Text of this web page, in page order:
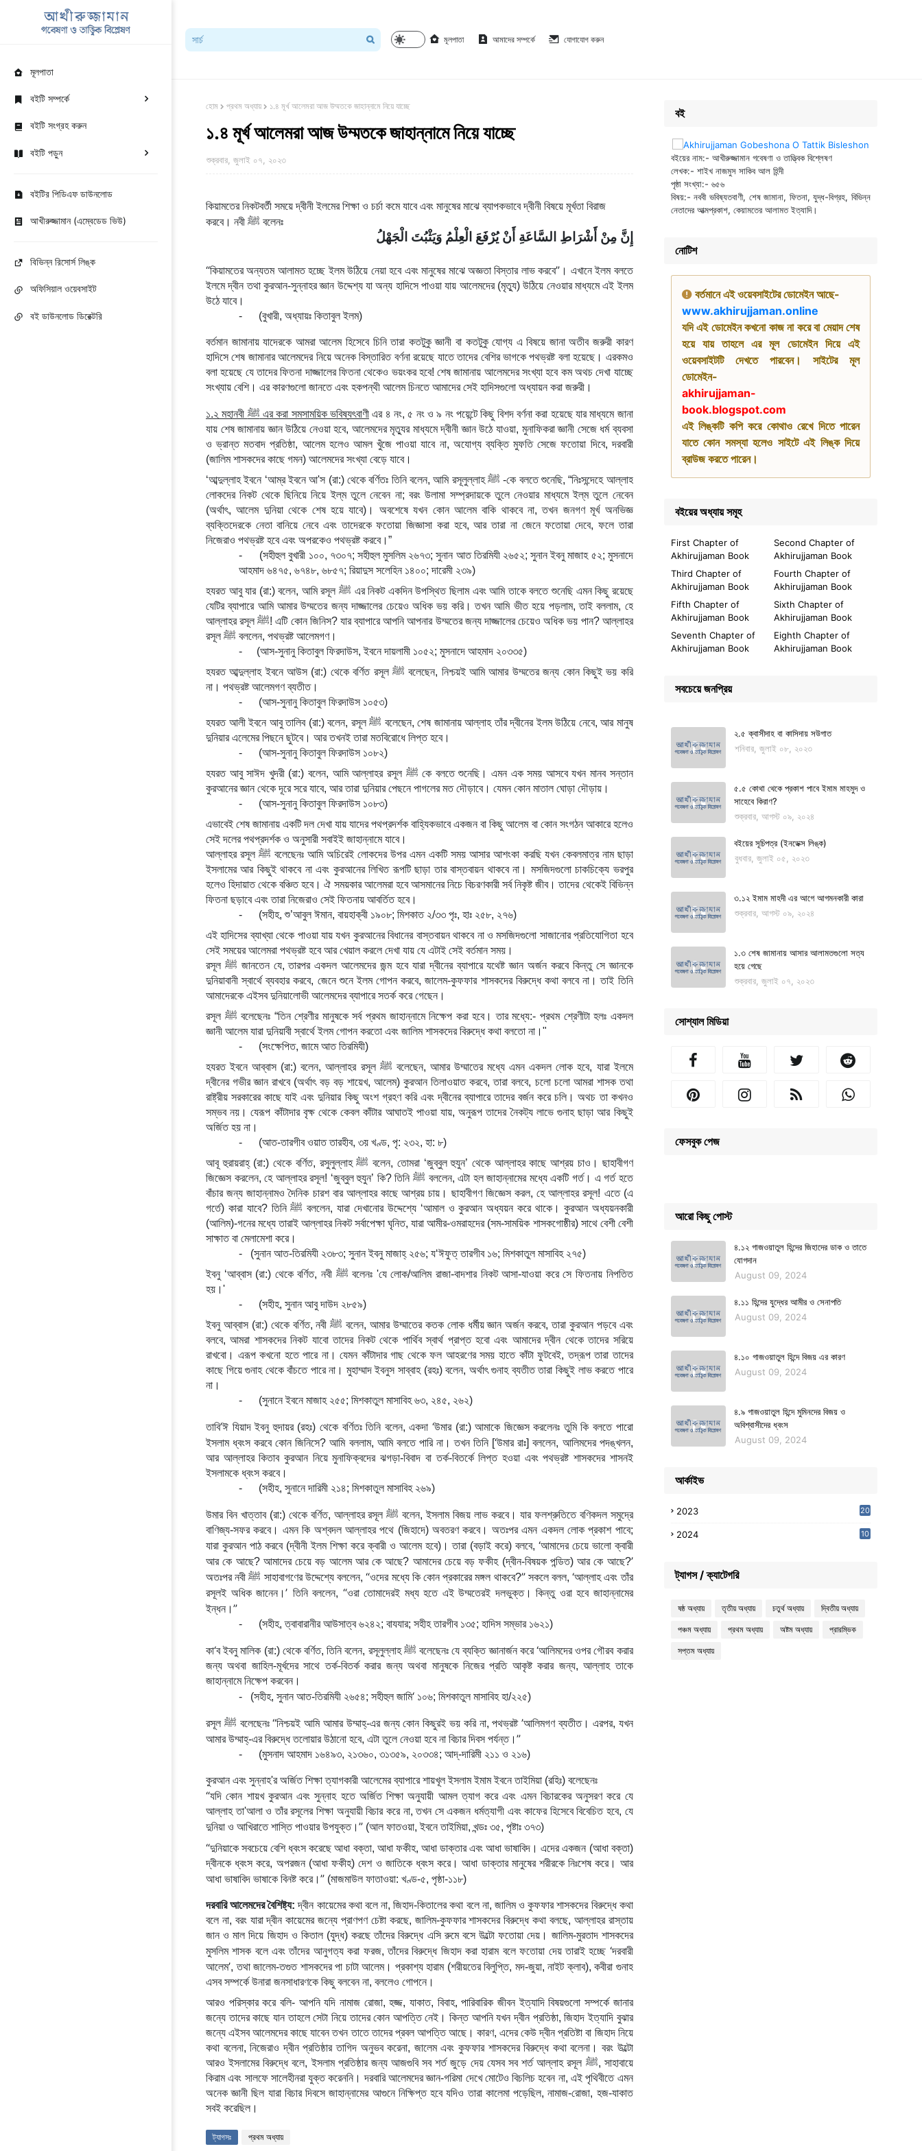
মূলপাতা
বইটি সম্পর্কে
বইটি সংগ্রহ করুন
বইটি পড়ুন
বইটির পিডিএফ ডাউনলোড
আখীরুজ্জামান (এম্বেডেড ভিউ)
বিভিন্ন রিসোর্স লিঙ্ক
অফিসিয়াল ওয়েবসাইট
বই ডাউনলোড ডিরেক্টরি
মূলপাতা আমাদের সম্পর্কে যোগাযোগ করুন
হোম প্রথম অধ্যায় ১.৪ মূর্খ আলেমরা আজ উম্মতকে জাহান্নামে নিয়ে যাচ্ছে
১.৪ মূর্খ আলেমরা আজ উম্মতকে জাহান্নামে নিয়ে যাচ্ছে
শুক্রবার, জুলাই ০৭, ২০২৩
কিয়ামতের নিকটবর্তী সময়ে দ্বীনী ইলমের শিক্ষা ও চর্চা কমে যাবে এবং মানুষের মাঝে ব্যাপকভাবে দ্বীনী বিষয়ে মূর্খতা বিরাজ
করবে। নবী ﷺ বলেনঃ
إِنَّ مِنْ أَشْرَاطِ السَّاعَةِ أَنْ يُرْفَعَ الْعِلْمُ وَيَثْبُتَ الْجَهْلُ
“কিয়ামতের অন্যতম আলামত হচ্ছে ইলম উঠিয়ে নেয়া হবে এবং মানুষের মাঝে অজ্ঞতা বিস্তার লাভ করবে” । এখানে ইলম বলতে
ইলমে দ্বীন তথা কুরআন-সুন্নাহর জ্ঞান উদ্দেশ্য যা অন্য হাদিসে পাওয়া যায় আলেমদের (মৃত্যু) উঠিয়ে নেওয়ার মাধ্যমে এই ইলম
উঠে যাবে।
-
(বুখারী, অধ্যায়ঃ কিতাবুল ইলম)
বর্তমান জামানায় যাদেরকে আমরা আলেম হিসেবে চিনি তারা কতটুকু জ্ঞানী বা কতটুকু যোগ্য এ বিষয়ে জানা অতীব জরুরী কারণ
হাদিসে শেষ জামানার আলেমদের নিয়ে অনেক বিস্তারিত বর্ণনা রয়েছে যাতে তাদের বেশির ভাগকে পথভ্রষ্ট বলা হয়েছে। এরকমও
বলা হয়েছে যে তাদের ফিতনা দাজ্জালের ফিতনা থেকেও ভয়ংকর হবে! শেষ জামানায় আলেমদের সংখ্যা হবে কম অথচ দেখা যাচ্ছে
সংখ্যায় বেশি। এর কারণগুলো জানতে এবং হকপন্থী আলেম চিনতে আমাদের সেই হাদিসগুলো অধ্যায়ন করা জরুরী।
১.২ মহানবী ﷺ এর করা সমসাময়িক ভবিষ্যৎবাণী এর ৪ নং, ৫ নং ও ৯ নং পয়েন্টে কিছু বিশদ বর্ণনা করা হয়েছে যার মাধ্যমে জানা
যায় শেষ জামানায় জ্ঞান উঠিয়ে নেওয়া হবে, আলেমদের মৃত্যুর মাধ্যমে দ্বীনী জ্ঞান উঠে যাওয়া, মুনাফিকরা জ্ঞানী সেজে ধর্ম ব্যবসা
ও ভ্রান্ত মতবাদ প্রতিষ্ঠা, আলেম হলেও আমল খুঁজে পাওয়া যাবে না, অযোগ্য ব্যক্তি মুফতি সেজে ফতোয়া দিবে, দরবারী
(জালিম শাসকদের কাছে গমন) আলেমদের সংখ্যা বেড়ে যাবে।
‘আব্দুল্লাহ ইবনে ‘আম্‌র ইবনে আ'স (রা:) থেকে বর্ণিতঃ তিনি বলেন, আমি রসূলুল্লাহ ﷺ -কে বলতে শুনেছি, “নিঃসন্দেহে আল্লাহ
লোকদের নিকট থেকে ছিনিয়ে নিয়ে ইল্‌ম তুলে নেবেন না; বরং উলামা সম্প্রদায়কে তুলে নেওয়ার মাধ্যমে ইল্‌ম তুলে নেবেন
(অর্থাৎ, আলেম দুনিয়া থেকে শেষ হয়ে যাবে)। অবশেষে যখন কোন আলেম বাকি থাকবে না, তখন জনগণ মূর্খ অনভিজ্ঞ
ব্যক্তিদেরকে নেতা বানিয়ে নেবে এবং তাদেরকে ফতোয়া জিজ্ঞাসা করা হবে, আর তারা না জেনে ফতোয়া দেবে, ফলে তারা
নিজেরাও পথভ্রষ্ট হবে এবং অপরকেও পথভ্রষ্ট করবে।”
-
(সহীহুল বুখারী ১০০, ৭৩০৭; সহীহুল মুসলিম ২৬৭৩; সুনান আত তিরমিযী ২৬৫২; সুনান ইবনু মাজাহ ৫২; মুসনাদে
আহমাদ ৬৪৭৫, ৬৭৪৮, ৬৮৫৭; রিয়াদুস সলেহিন ১৪০০; দারেমী ২৩৯)
হযরত আবু যার (রা:) বলেন, আমি রসূল ﷺ এর নিকট একদিন উপস্থিত ছিলাম এবং আমি তাকে বলতে শুনেছি এমন কিছু রয়েছে
যেটির ব্যাপারে আমি আমার উম্মতের জন্য দাজ্জালের চেয়েও অধিক ভয় করি। তখন আমি ভীত হয়ে পড়লাম, তাই বললাম, হে
আল্লাহর রসূল ﷺ! এটি কোন জিনিস? যার ব্যাপারে আপনি আপনার উম্মতের জন্য দাজ্জালের চেয়েও অধিক ভয় পান? আল্লাহর
রসূল ﷺ বললেন, পথভ্রষ্ট আলেমগণ।
-
(আস-সুনানু কিতাবুল ফিরদাউস, ইবনে দায়লামী ১০৫২; মুসনাদে আহমাদ ২০৩৩৫)
হযরত আব্দুল্লাহ ইবনে আউস (রা:) থেকে বর্ণিত রসূল ﷺ বলেছেন, নিশ্চয়ই আমি আমার উম্মতের জন্য কোন কিছুই ভয় করি
না। পথভ্রষ্ট আলেমগণ ব্যতীত।
-
(আস-সুনানু কিতাবুল ফিরদাউস ১০৫৩)
হযরত আলী ইবনে আবু তালিব (রা:) বলেন, রসূল ﷺ বলেছেন, শেষ জামানায় আল্লাহ তাঁর দ্বীনের ইলম উঠিয়ে নেবে, আর মানুষ
দুনিয়ার এলেমের পিছনে ছুটবে। আর তখনই তারা মতবিরোধে লিপ্ত হবে।
-
(আস-সুনানু কিতাবুল ফিরদাউস ১০৮২)
হযরত আবু সাঈদ খুদরী (রা:) বলেন, আমি আল্লাহর রসূল ﷺ কে বলতে শুনেছি। এমন এক সময় আসবে যখন মানব সন্তান
কুরআনের জ্ঞান থেকে দূরে সরে যাবে, আর তারা দুনিয়ার পেছনে পাগলের মত দৌড়াবে। যেমন কোন মাতাল ঘোড়া দৌড়ায়।
-
(আস-সুনানু কিতাবুল ফিরদাউস ১০৮৩)
এভাবেই শেষ জামানায় একটি দল দেখা যায় যাদের পথপ্রদর্শক বাহ্যিকভাবে একজন বা কিছু আলেম বা কোন সংগঠন আকারে হলেও
সেই দলের পথপ্রদর্শক ও অনুসারী সবাইই জাহান্নামে যাবে।
আল্লাহর রসূল ﷺ বলেছেনঃ আমি অচিরেই লোকদের উপর এমন একটি সময় আসার আশংকা করছি যখন কেবলমাত্র নাম ছাড়া
ইসলামের আর কিছুই থাকবে না এবং কুরআনের লিখিত রূপটি ছাড়া তার বাস্তবায়ন থাকবে না। মসজিদগুলো চাকচিক্যে ভরপুর
হলেও হিদায়াত থেকে বঞ্চিত হবে। ঐ সময়কার আলেমরা হবে আসমানের নিচে বিচরণকারী সর্ব নিকৃষ্ট জীব। তাদের থেকেই বিভিন্ন
ফিতনা ছড়াবে এবং তারা নিজেরাও সেই ফিতনায় আবর্তিত হবে।
-
(সহীহ, শু’আবুল ঈমান, বায়হাক্বী ১৯০৮; মিশকাত ২/৩৩ পৃঃ, হাঃ ২৫৮, ২৭৬)
এই হাদিসের ব্যাখ্যা থেকে পাওয়া যায় যখন কুরআনের বিধানের বাস্তবায়ন থাকবে না ও মসজিদগুলো সাজানোর প্রতিযোগিতা হবে
সেই সময়ের আলেমরা পথভ্রষ্ট হবে আর খেয়াল করলে দেখা যায় যে এটাই সেই বর্তমান সময়।
রসূল ﷺ জানতেন যে, তারপর একদল আলেমদের জন্ম হবে যারা দ্বীনের ব্যাপারে যথেষ্ট জ্ঞান অর্জন করবে কিন্তু সে জ্ঞানকে
দুনিয়াবানী স্বার্থে ব্যবহার করবে, জেনে শুনে ইলম গোপন করবে, জালেম-কুফফার শাসকদের বিরুদ্ধে কথা বলবে না। তাই তিনি
আমাদেরকে এইসব দুনিয়ালোভী আলেমদের ব্যাপারে সতর্ক করে গেছেন।
রসূল ﷺ বলেছেনঃ “তিন শ্রেণীর মানুষকে সর্ব প্রথম জাহান্নামে নিক্ষেপ করা হবে। তার মধ্যে:- প্রথম শ্রেণীটা হলঃ একদল
জ্ঞানী আলেম যারা দুনিয়াবী স্বার্থে ইলম গোপন করতো এবং জালিম শাসকদের বিরুদ্ধে কথা বলতো না।"
-
(সংক্ষেপিত, জামে আত তিরমিযী)
হযরত ইবনে আব্বাস (রা:) বলেন, আল্লাহর রসূল ﷺ বলেছেন, আমার উম্মাতের মধ্যে এমন একদল লোক হবে, যারা ইলমে
দ্বীনের গভীর জ্ঞান রাখবে (অর্থাৎ বড় বড় শায়েখ, আলেম) কুরআন তিলাওয়াত করবে, তারা বলবে, চলো চলো আমরা শাসক তথা
রাষ্ট্রীয় সরকারের কাছে যাই এবং দুনিয়ার কিছু অংশ গ্রহণ করি এবং দ্বীনের ব্যাপারে তাদের বর্জন করে চলি। অথচ তা কখনও
সম্ভব নয়। যেরূপ কাঁটাদার বৃক্ষ থেকে কেবল কাঁটার আঘাতই পাওয়া যায়, অনুরূপ তাদের নৈকট্য লাভে গুনাহ ছাড়া আর কিছুই
অর্জিত হয় না।
-
(আত-তারগীব ওয়াত তারহীব, ৩য় খণ্ড, পৃ: ২৩২, হা: ৮)
আবূ হুরায়রাহ্ (রা:) থেকে বর্ণিত, রসুলুল্লাহ ﷺ বলেন, তোমরা ‘জুব্বুল হুযুন’ থেকে আল্লাহর কাছে আশ্রয় চাও। ছাহাবীগণ
জিজ্ঞেস করলেন, হে আল্লাহর রসূল! ‘জুব্বুল হুযুন’ কি? তিনি ﷺ বললেন, এটা হল জাহান্নামের মধ্যে একটি গর্ত। এ গর্ত হতে
বাঁচার জন্য জাহান্নামও দৈনিক চারশ বার আল্লাহর কাছে আশ্রয় চায়। ছাহাবীগণ জিজ্ঞেস করল, হে আল্লাহর রসূল! এতে (এ
গর্তে) কারা যাবে? তিনি ﷺ বললেন, যারা দেখানোর উদ্দেশ্যে ‘আমাল ও কুরআন অধ্যয়ন করে থাকে। কুরআন অধ্যয়নকারী
(আলিম)-গনের মধ্যে তারাই আল্লাহর নিকট সর্বাপেক্ষা ঘৃনিত, যারা আমীর-ওমরাহদের (সম-সাময়িক শাসকগোষ্ঠীর) সাথে বেশী বেশী
সাক্ষাত বা মেলামেশা করে।
-
(সুনান আত-তিরমিযী ২৩৮৩; সুনান ইবনু মাজাহ্ ২৫৬; য‘ঈফুত্ তারগীব ১৬; মিশকাতুল মাসাবিহ ২৭৫)
ইবনু ‘আব্বাস (রা:) থেকে বর্ণিত, নবী ﷺ বলেনঃ 'যে লোক/আলিম রাজা-বাদশার নিকট আসা-যাওয়া করে সে ফিতনায় নিপতিত
হয়।'
-
(সহীহ, সুনান আবু দাউদ ২৮৫৯)
ইবনু আব্বাস (রা:) থেকে বর্ণিত, নবী ﷺ বলেন, আমার উম্মাতের কতক লোক ধর্মীয় জ্ঞান অর্জন করবে, তারা কুরআন পড়বে এবং
বলবে, আমরা শাসকদের নিকট যাবো তাদের নিকট থেকে পার্থিব স্বার্থ প্রাপ্ত হবো এবং আমাদের দ্বীন থেকে তাদের সরিয়ে
রাখবো। এরূপ কখনো হতে পারে না। যেমন কাঁটাদার গাছ থেকে ফল আহরণের সময় হাতে কাঁটা ফুটবেই, তদ্রূপ তারা তাদের
কাছে গিয়ে গুনাহ থেকে বাঁচতে পারে না। মুহাম্মাদ ইবনুস সাব্বাহ (রহঃ) বলেন, অর্থাৎ গুনাহ ব্যতীত তারা কিছুই লাভ করতে পারে
না।
-
(সুনানে ইবনে মাজাহ ২৫৫; মিশকাতুল মাসাবিহ ৬৩, ২৪৫, ২৬২)
তাবি’ঈ যিয়াদ ইবনু হুদায়র (রহঃ) থেকে বর্ণিতঃ তিনি বলেন, একদা ‘উমার (রা:) আমাকে জিজ্ঞেস করলেনঃ তুমি কি বলতে পারো
ইসলাম ধ্বংস করবে কোন জিনিসে? আমি বললাম, আমি বলতে পারি না। তখন তিনি [‘উমার রাঃ] বললেন, আলিমদের পদঙ্খলন,
আর আল্লাহর কিতাব কুরআন নিয়ে মুনাফিক্বদের ঝগড়া-বিবাদ বা তর্ক-বিতর্কে লিপ্ত হওয়া এবং পথভ্রষ্ট শাসকদের শাসনই
ইসলামকে ধ্বংস করবে।
-
(সহীহ, সুনানে দারিমী ২১৪; মিশকাতুল মাসাবিহ ২৬৯)
উমার বিন খাত্তাব (রা:) থেকে বর্ণিত, আল্লাহর রসূল ﷺ বলেন, ইসলাম বিজয় লাভ করবে। যার ফলশ্রুতিতে বণিকদল সমুদ্রে
বাণিজ্য-সফর করবে। এমন কি অশ্বদল আল্লাহর পথে (জিহাদে) অবতরণ করবে। অতঃপর এমন একদল লোক প্রকাশ পাবে;
যারা কুরআন পাঠ করবে (দ্বীনী ইলম শিক্ষা করে ক্বারী ও আলেম হবে)। তারা (বড়াই করে) বলবে, ‘আমাদের চেয়ে ভালো ক্বারী
আর কে আছে? আমাদের চেয়ে বড় আলেম আর কে আছে? আমাদের চেয়ে বড় ফকীহ (দ্বীন-বিষয়ক পন্ডিত) আর কে আছে?’
অতঃপর নবী ﷺ সাহাবাগণের উদ্দেশ্যে বললেন, “ওদের মধ্যে কি কোন প্রকারের মঙ্গল থাকবে?” সকলে বলল, ‘আল্লাহ এবং তাঁর
রসূলই অধিক জানেন।’ তিনি বললেন, “ওরা তোমাদেরই মধ্য হতে এই উম্মতেরই দলভুক্ত। কিন্তু ওরা হবে জাহান্নামের
ইন্ধন। ”
- (সহীহ, ত্বাবারানীর আউসাত্ব ৬২৪২; বাযযার; সহীহ তারগীব ১৩৫; হাদিস সম্ভার ১৬২১)
কা‘ব ইবনু মালিক (রা:) থেকে বর্ণিত, তিনি বলেন, রসূলুল্লাহ ﷺ বলেছেনঃ যে ব্যক্তি জ্ঞানার্জন করে ‘আলিমদের ওপর গৌরব করার
জন্য অথবা জাহিল-মূর্খদের সাথে তর্ক-বিতর্ক করার জন্য অথবা মানুষকে নিজের প্রতি আকৃষ্ট করার জন্য, আল্লাহ তাকে
জাহান্নামে নিক্ষেপ করবেন।
-
(সহীহ, সুনান আত-তিরমিযী ২৬৫৪; সহীহুল জামি‘ ১০৬; মিশকাতুল মাসাবিহ হা/২২৫)
রসূল ﷺ বলেছেনঃ “ নিশ্চয়ই আমি আমার উম্মাহ্‌-এর জন্য কোন কিছুরই ভয় করি না, পথভ্রষ্ট ’আলিমগণ ব্যতীত। এরপর, যখন
আমার উম্মাহ্‌-এর বিরুদ্ধে তলোয়ার উঠানো হবে, এটা তুলে নেওয়া হবে না বিচার দিবস পর্যন্ত। ”
- (মুসনাদ আহমাদ ১৬৪৯৩, ২১৩৬০, ৩১৩৫৯, ২০৩৩৪; আদ্-দারিমী ২১১ ও ২১৬)
কুরআন এবং সুন্নাহ'র অর্জিত শিক্ষা ত্যাগকারী আলেমের ব্যাপারে শায়খূল ইসলাম ইমাম ইবনে তাইমিয়া (রহিঃ) বলেছেনঃ
“যদি কোন শায়খ কুরআন এবং সুন্নাহ হতে অর্জিত শিক্ষা অনুযায়ী আমল ত্যাগ করে এবং এমন বিচারকের অনুসরণ করে যে
আল্লাহ তা'আলা ও তাঁর রসূলের শিক্ষা অনুযায়ী বিচার করে না, তখন সে একজন ধর্মত্যাগী এবং কাফের হিসেবে বিবেচিত হবে, যে
দুনিয়া ও আখিরাতে শাস্তি পাওয়ার উপযুক্ত। ” (আল ফাতওয়া, ইবনে তাইমিয়া, খন্ডঃ ৩৫, পৃষ্টাঃ ৩৭৩)
“দুনিয়াকে সবচেয়ে বেশি ধ্বংস করেছে আধা বক্তা, আধা ফকীহ, আধা ডাক্তার এবং আধা ভাষাবিদ। এদের একজন (আধা বক্তা)
দ্বীনকে ধ্বংস করে, অপরজন (আধা ফকীহ) দেশ ও জাতিকে ধ্বংস করে। আধা ডাক্তার মানুষের শরীরকে নিঃশেষ করে। আর
আধা ভাষাবিদ ভাষাকে বিনষ্ট করে। ” (মাজমাউল ফাতাওয়া: খণ্ড-৫, পৃষ্ঠা-১১৮)
দরবারি আলেমদের বৈশিষ্ট্য: দ্বীন কায়েমের কথা বলে না, জিহাদ-কিতালের কথা বলে না, জালিম ও কুফফার শাসকদের বিরুদ্ধে কথা
বলে না, বরং যারা দ্বীন কায়েমের জন্যে প্রাণপণ চেষ্টা করছে, জালিম-কুফফার শাসকদের বিরুদ্ধে কথা বলছে, আল্লাহর রাস্তায়
জান ও মাল দিয়ে জিহাদ ও কিতাল (যুদ্ধ) করছে তাঁদের বিরুদ্ধে এসি রুমে বসে উল্টো ফতোয়া দেয়। জালিম-মুরতাদ শাসকদের
মুসলিম শাসক বলে এবং তাঁদের আনুগত্য করা ফরজ, তাঁদের বিরুদ্ধে জিহাদ করা হারাম বলে ফতোয়া দেয় তারাই হচ্ছে ‘দরবারী
আলেম’, তথা জালেম-তগুত শাসকদের পা চাটা আলেম। প্রকাশ্য হারাম (শরীয়তের বিলুপ্তি, মদ-জুয়া, নাইট ক্লাব), কবীরা গুনাহ
এসব সম্পর্কে উনারা জনসাধারণকে কিছু বলবেন না, বললেও গোপনে।
আরও পরিস্কার করে বলি- আপনি যদি নামাজ রোজা, হজ্জ, যাকাত, বিবাহ, পারিবারিক জীবন ইত্যাদি বিষয়গুলো সম্পর্কে জানার
জন্যে তাদের কাছে যান তাহলে সেটা নিয়ে তাদের কোন আপত্তি নেই। কিন্ত আপনি যখন দ্বীন প্রতিষ্ঠা, জিহাদ ইত্যাদি বুঝার
জন্যে এইসব আলেমদের কাছে যাবেন তখন তাতে তাদের প্রবল আপত্তি আছে। কারণ, এদের কেউ দ্বীন প্রতিষ্টা বা জিহাদ নিয়ে
কথা বলেনা, নিজেরাও দ্বীন প্রতিষ্ঠার তাগিদ অনুভব করেনা, জালেম এবং কুফফার শাসকদের বিরুদ্ধে কথা বলেনা। বরং উল্টো
আরও ইসলামের বিরুদ্ধে বলে, ইসলাম প্রতিষ্ঠার জন্য আজগুবি সব শর্ত জুড়ে দেয় যেসব সব শর্ত আল্লাহ রসূল ﷺ, সাহাবায়ে
কিরাম এবং সালফে সালেহীনরা যুক্ত করেননি। দরবারি আলেমদের জ্ঞান-গরিমা দেখে মোটেও বিচলিচ হবেন না, এই পৃথিবীতে এমন
অনেক জ্ঞানী ছিল যারা বিচার দিবসে জাহান্নামের আগুনে নিক্ষিপ্ত হবে যদিও তারা কালেমা পড়েছিল, নামাজ-রোজা, হজ-যাকাত
সবই করেছিল।
ট্যাগসঃ প্রথম অধ্যায়
বই
বইয়ের নাম:- আখীরুজ্জামান গবেষণা ও তাত্ত্বিক বিশ্লেষণ
লেখক:- শাইখ নাজমুস সাকিব আল হিন্দী
পৃষ্ঠা সংখ্যা:- ৬৫৬
বিষয়:- নববী ভবিষ্যতবাণী, শেষ জামানা, ফিতনা, যুদ্ধ-বিগ্রহ, বিভিন্ন
নেতাদের আত্মপ্রকাশ, কেয়ামতের আলামত ইত্যাদি।
নোটিশ
বর্তমানে এই ওয়েবসাইটের ডোমেইন আছে-
www.akhirujjaman.online
যদি এই ডোমেইন কখনো কাজ না করে বা মেয়াদ শেষ
হয়ে যায় তাহলে এর মূল ডোমেইন দিয়ে এই
ওয়েবসাইটটি দেখতে পারবেন। সাইটের মূল
ডোমেইন-
akhirujjaman-
book.blogspot.com
এই লিঙ্কটি কপি করে কোথাও রেখে দিতে পারেন
যাতে কোন সমস্যা হলেও সাইটে এই লিঙ্ক দিয়ে
ব্রাউজ করতে পারেন।
বইয়ের অধ্যায় সমূহ
First Chapter of
Akhirujjaman Book
Second Chapter of
Akhirujjaman Book
Third Chapter of
Akhirujjaman Book
Fourth Chapter of
Akhirujjaman Book
Fifth Chapter of
Akhirujjaman Book
Sixth Chapter of
Akhirujjaman Book
Seventh Chapter of
Akhirujjaman Book
Eighth Chapter of
Akhirujjaman Book
সবচেয়ে জনপ্রিয়
২.৫ ক্বাসীদাহ বা কাসিদায় সউগাত
শনিবার, জুলাই ০৮, ২০২৩
৫.৫ কোথা থেকে প্রকাশ পাবে ইমাম মাহমুদ ও
সাহেবে কিরাণ?
শুক্রবার, আগস্ট ০৯, ২০২৪
বইয়ের সূচিপত্র (ইনডেক্স লিঙ্ক)
বুধবার, জুলাই ০৫, ২০২৩
৩.১২ ইমাম মাহদী এর আগে আগমনকারী কারা
শুক্রবার, আগস্ট ০৯, ২০২৪
১.৩ শেষ জামানায় আসার আলামতগুলো সত্য
হয়ে গেছে
শুক্রবার, জুলাই ০৭, ২০২৩
সোশ্যাল মিডিয়া
ফেসবুক পেজ
আরো কিছু পোস্ট
৪.১২ গাজওয়াতুল হিন্দের জিহাদের ডাক ও তাতে
যোগদান
August 09, 2024
৪.১১ হিন্দের যুদ্ধের আমীর ও সেনাপতি
August 09, 2024
৪.১০ গাজওয়াতুল হিন্দে বিজয় এর কারণ
August 09, 2024
৪.৯ গাজওয়াতুল হিন্দে মুমিনদের বিজয় ও
অবিশ্বাসীদের ধ্বংস
August 09, 2024
আর্কাইভ
2023 20
2024
10
ট্যাগস / ক্যাটেগরি
ষষ্ঠ অধ্যায় তৃতীয় অধ্যায় চতুর্থ অধ্যায় দ্বিতীয় অধ্যায়
পঞ্চম অধ্যায় প্রথম অধ্যায় অষ্টম অধ্যায় প্রারম্ভিক
সপ্তম অধ্যায়